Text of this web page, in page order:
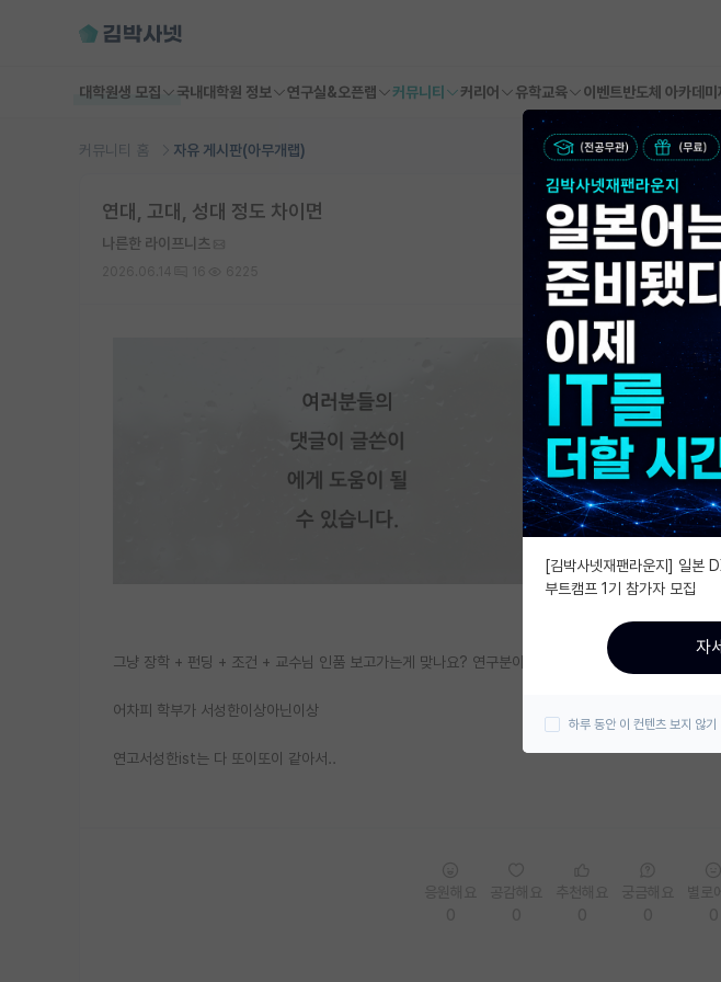
대학원생 모집 국내대학원 정보 연구실&오픈랩 커뮤니티 커리어 유학교육 이벤트반도체 아카데미
커뮤니티 홈 자유 게시판(아무개랩)
연대, 고대, 성대 정도 차이면
나른한 라이프니츠
그냥 장학 + 펀딩 + 조건 + 교수님 인품 보고가는게 맞나요? 연구분야는 셋다 비슷합니다
어차피 학부가 서성한이상아닌이상
연고서성한ist는 다 또이또이 같아서..
[김박사넷재팬라운지] 일본
부트캠프 1기 참가자 모집
자
하루 동안 이 컨텐츠 보지 않기